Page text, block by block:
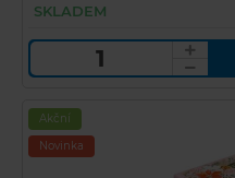
SKLADEM
Akční
Novinka